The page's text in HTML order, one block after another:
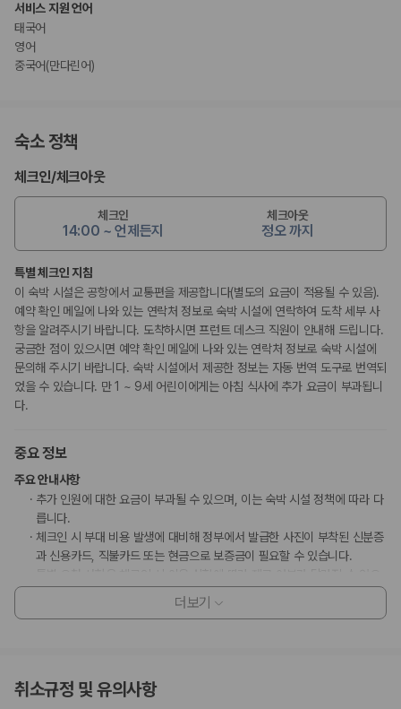
서비스 지원 언어
태국어
영어
중국어(만다린어)
숙소 정책
체크인/체크아웃
체크인
14:00 ~ 언제든지
체크아웃
정오 까지
특별 체크인 지침
이 숙박 시설은 공항에서 교통편을 제공합니다(별도의 요금이 적용될 수 있음).
예약 확인 메일에 나와 있는 연락처 정보로 숙박 시설에 연락하여 도착 세부 사
항을 알려주시기 바랍니다. 도착하시면 프런트 데스크 직원이 안내해 드립니다.
궁금한 점이 있으시면 예약 확인 메일에 나와 있는 연락처 정보로 숙박 시설에
문의해 주시기 바랍니다. 숙박 시설에서 제공한 정보는 자동 번역 도구로 번역되
었을 수 있습니다. 만 1 ~ 9세 어린이에게는 아침 식사에 추가 요금이 부과됩니
다.
중요 정보
주요 안내사항
추가 인원에 대한 요금이 부과될 수 있으며, 이는 숙박 시설 정책에 따라 다
릅니다.
체크인 시 부대 비용 발생에 대비해 정부에서 발급한 사진이 부착된 신분증
과 신용카드, 직불카드 또는 현금으로 보증금이 필요할 수 있습니다.
며 추가 요금이 부과될 수 있습니다. 또한, 반드시 보장되지는 않습니다.
이 숙박 시설에서 사용 가능한 결제 수단은 신용카드, 직불카드, 현금입니
시스템, 구급상자, 방범창, 야외 조명 등을 갖추고 있습니다.
더보기
취소규정 및 유의사항